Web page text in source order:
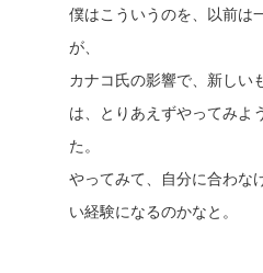
僕はこういうのを、以前は
が、
カナコ氏の影響で、新しい
は、とりあえずやってみよ
た。
やってみて、自分に合わな
い経験になるのかなと。